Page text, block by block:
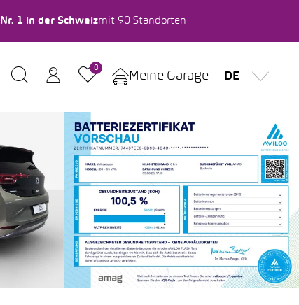
Nr. 1 in der Schweizmit 90 Standorten
0
Meine Garage DE